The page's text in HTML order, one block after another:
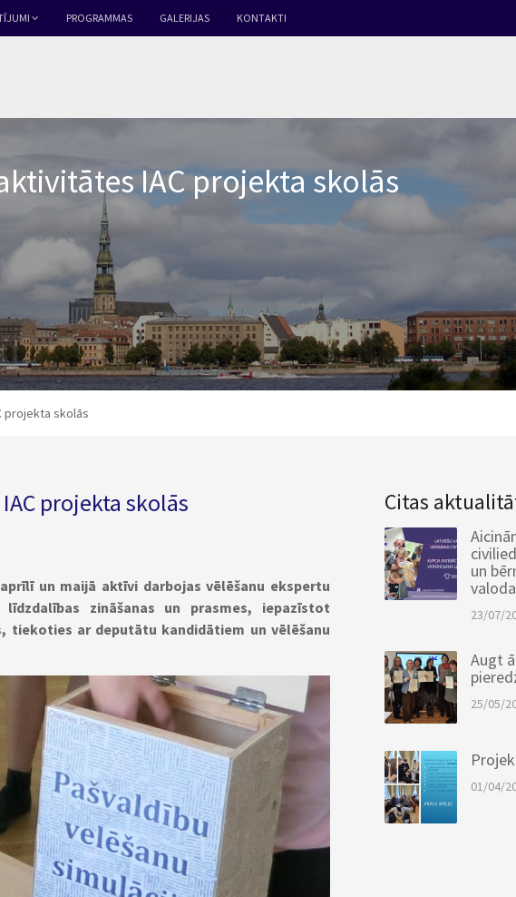
PROGRAMMAS GALERIJAS KONTAKTI
IAC projekta skolās
projekta skolās
projekta skolās
un maijā aktīvi darbojas vēlēšanu ekspertu
zināšanas un prasmes, iepazīstot
tiekoties ar deputātu kandidātiem un vēlēšanu
Citas
un
23/07/
Augt
25/05/
01/04/